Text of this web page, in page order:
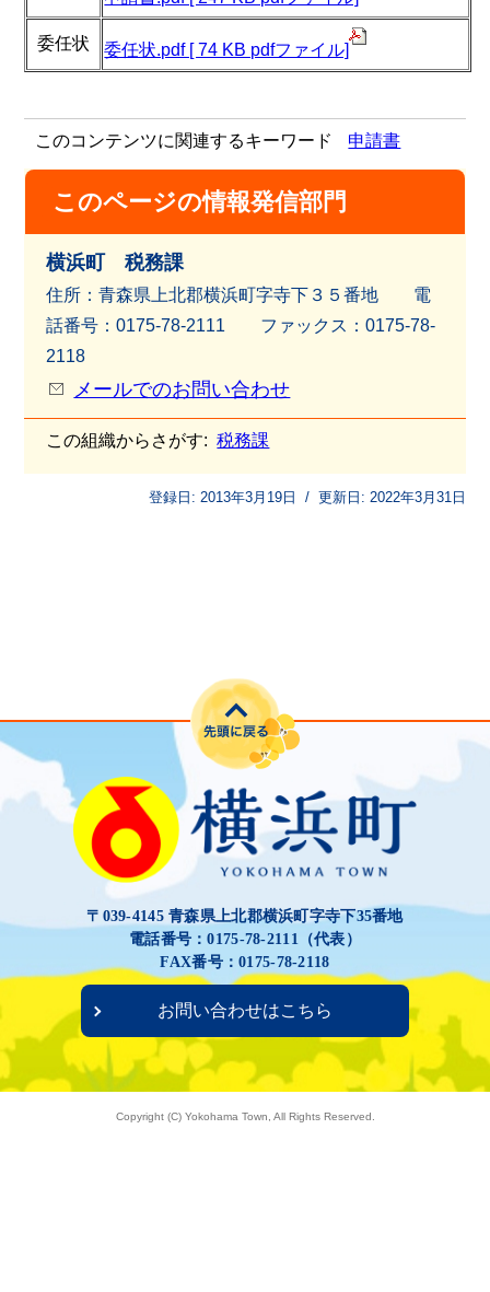
委任状 委任状.pdf [ 74 KB pdfファイル]
このコンテンツに関連するキーワード 申請書
このページの情報発信部門
横浜町 税務課
住所：青森県上北郡横浜町字寺下３５番地 電
話番号：0175-78-2111 ファッ クス：0175-78-
2118
メールでのお問い合わせ
この組織からさがす:税務課
登録日: 2013年3月19日 / 更新日: 2022年3月31日
〒039-4145 青森県上北郡横浜町字寺下35番地
電話番号：0175-78-2111（代表）
FAX番号：0175-78-2118
お問い合わせはこちら
Copyright (C) Yokohama Town, All Rights Reserved.